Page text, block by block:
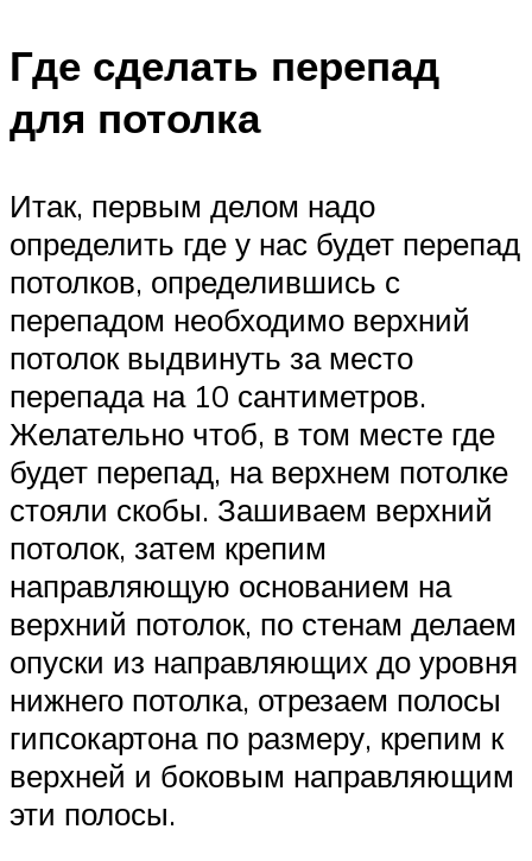
Где сделать перепад
для потолка
Итак, первым делом надо
определить где у нас будет перепад
потолков, определившись с
перепадом необходимо верхний
потолок выдвинуть за место
перепада на 10 сантиметров.
Желательно чтоб, в том месте где
будет перепад, на верхнем потолке
стояли скобы. Зашиваем верхний
потолок, затем крепим
направляющую основанием на
верхний потолок, по стенам делаем
опуски из направляющих до уровня
нижнего потолка, отрезаем полосы
гипсокартона по размеру, крепим к
верхней и боковым направляющим
эти полосы.